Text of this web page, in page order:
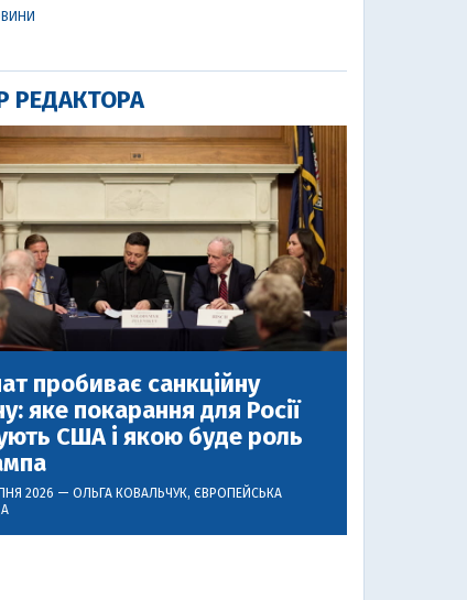
РЕДАКТОРА
пробиває санкційну
яке покарання для Росії
США і якою буде роль
2026 — ОЛЬГА КОВАЛЬЧУК, ЄВРОПЕЙСЬКА